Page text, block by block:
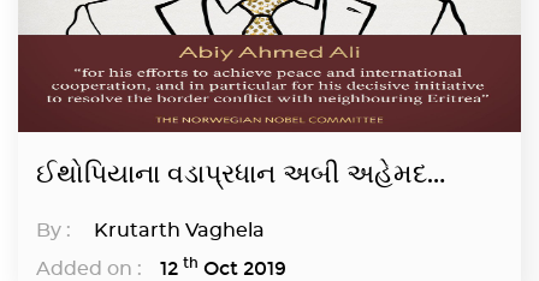
ઈથોપિયાના વડાપ્રધાન અબી અહેમદ
By :
Krutarth Vaghela
Added on :
12 th Oct 2019